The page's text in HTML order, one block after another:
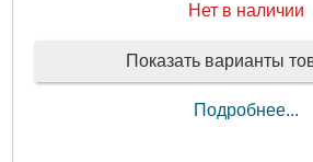
Нет в наличии
Показать варианты
Подробнее...